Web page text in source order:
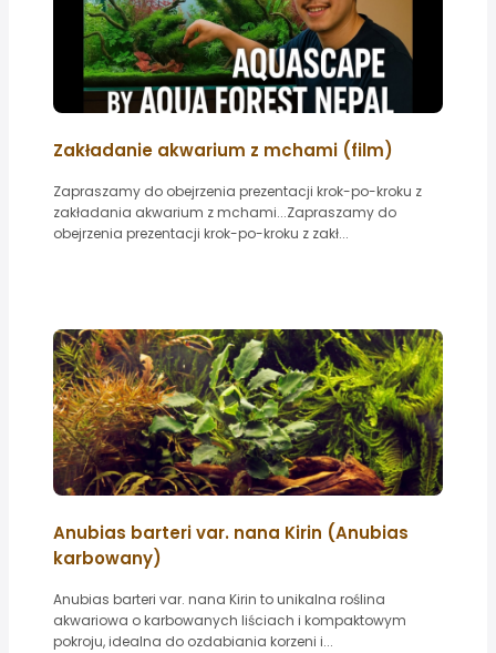
Zakładanie akwarium z mchami (film)
Zapraszamy do obejrzenia prezentacji krok-po-kroku z
zakładania akwarium z mchami...Zapraszamy do
obejrzenia prezentacji krok-po-kroku z zakł...
Anubias barteri var. nana Kirin (Anubias
karbowany)
Anubias barteri var. nana Kirin to unikalna roślina
akwariowa o karbowanych liściach i kompaktowym
pokroju, idealna do ozdabiania korzeni i...